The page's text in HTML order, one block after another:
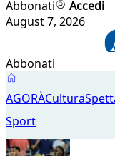
Abbonati
Accedi
August 7, 2026
Abbonati
Agorà
AGORÀCultura
Sport